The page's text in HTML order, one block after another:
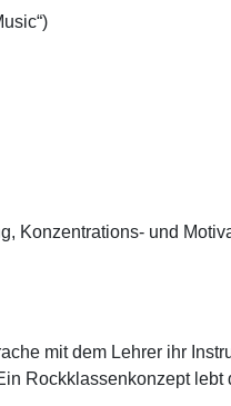
Konzentrations- und
mit dem Lehrer ihr
Rockklassenkonzept lebt